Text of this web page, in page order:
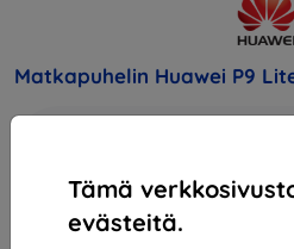
Tämä
evästeitä.
Matkapuhelin Huawei P9